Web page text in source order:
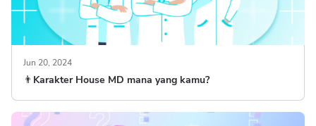
Jun 20, 2024
👨‍Karakter House MD mana yang kamu?